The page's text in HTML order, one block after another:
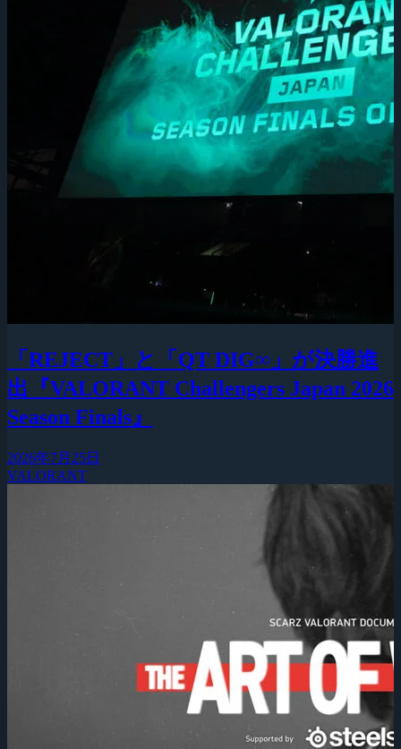
「REJECT」と「QT DIG∞」が決勝進
出『VALORANT Challengers Japan 2026
Season Finals』
2026年7月25日
VALORANT